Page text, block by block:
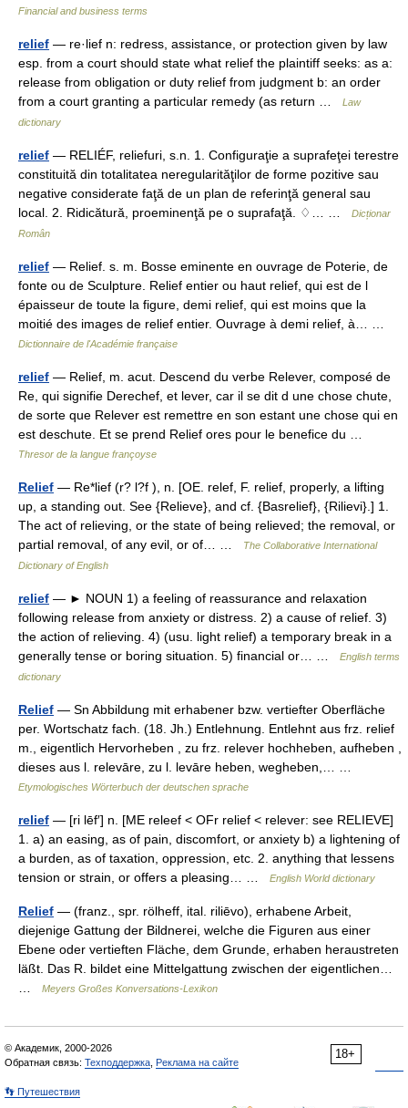
Financial and business terms
relief — re·lief n: redress, assistance, or protection given by law
esp. from a court should state what relief the plaintiff seeks: as a:
release from obligation or duty relief from judgment b: an order
from a court granting a particular remedy (as return …
Law
dictionary
relief — RELIÉF, reliefuri, s.n. 1. Configuraţie a suprafeţei terestre
constituită din totalitatea neregularităţilor de forme pozitive sau
negative considerate faţă de un plan de referinţă general sau
local. 2. Ridicătură, proeminenţă pe o suprafaţă. ♢… …
Dicționar
Român
relief — Relief. s. m. Bosse eminente en ouvrage de Poterie, de
fonte ou de Sculpture. Relief entier ou haut relief, qui est de l
épaisseur de toute la figure, demi relief, qui est moins que la
moitié des images de relief entier. Ouvrage à demi relief, à… …
Dictionnaire de l'Académie française
relief — Relief, m. acut. Descend du verbe Relever, composé de
Re, qui signifie Derechef, et lever, car il se dit d une chose chute,
de sorte que Relever est remettre en son estant une chose qui en
est deschute. Et se prend Relief ores pour le benefice du …
Thresor de la langue françoyse
Relief — Re*lief (r? l?f ), n. [OE. relef, F. relief, properly, a lifting
up, a standing out. See {Relieve}, and cf. {Basrelief}, {Rilievi}.] 1.
The act of relieving, or the state of being relieved; the removal, or
partial removal, of any evil, or of… …
The Collaborative International
Dictionary of English
relief — ► NOUN 1) a feeling of reassurance and relaxation
following release from anxiety or distress. 2) a cause of relief. 3)
the action of relieving. 4) (usu. light relief) a temporary break in a
generally tense or boring situation. 5) financial or… …
English terms
dictionary
Relief — Sn Abbildung mit erhabener bzw. vertiefter Oberfläche
per. Wortschatz fach. (18. Jh.) Entlehnung. Entlehnt aus frz. relief
m., eigentlich Hervorheben , zu frz. relever hochheben, aufheben ,
dieses aus l. relevāre, zu l. levāre heben, wegheben,… …
Etymologisches Wörterbuch der deutschen sprache
relief — [ri lēf′] n. [ME releef < OFr relief < relever: see RELIEVE]
1. a) an easing, as of pain, discomfort, or anxiety b) a lightening of
a burden, as of taxation, oppression, etc. 2. anything that lessens
tension or strain, or offers a pleasing… …
English World dictionary
Relief — (franz., spr. rölheff, ital. riliēvo), erhabene Arbeit,
diejenige Gattung der Bildnerei, welche die Figuren aus einer
Ebene oder vertieften Fläche, dem Grunde, erhaben heraustreten
läßt. Das R. bildet eine Mittelgattung zwischen der eigentlichen…
Meyers Großes Konversations-Lexikon
18+
© Академик, 2000-2026
Обратная связь: Техподдержка Реклама на сайте
👣 Путешествия